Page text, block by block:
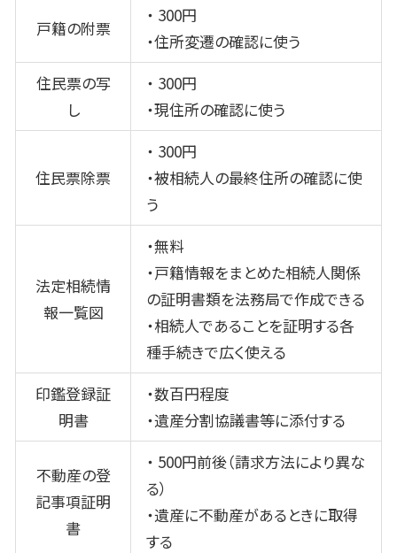
戸籍の附票
・ 300円
・住所変遷の確認に使う
住民票の写
し
・ 300円
・現住所の確認に使う
住民票除票
・ 300円
・被相続人の最終住所の確認に使
う
法定相続情
報一覧図
・無料
・戸籍情報をまとめた相続人関係
の証明書類を法務局で作成できる
・相続人であることを証明する各
種手続きで広く使える
印鑑登録証
明書
・数百円程度
・遺産分割協議書等に添付する
不動産の登
記事項証明
書
・ 500円前後（請求方法により異な
る）
・遺産に不動産があるときに取得
する